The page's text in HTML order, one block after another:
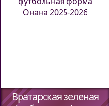
Вратарская зеленая